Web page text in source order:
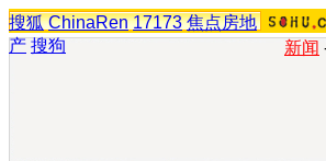
搜狐 ChinaRen 17173 焦点房地
产 搜狗 新闻